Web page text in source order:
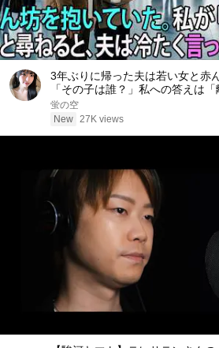
3年ぶりに帰った夫は若い女と赤
「その子は誰？」私への答えは「
――| 感動する話 | スカッとする話
蛍の空
New 27K views